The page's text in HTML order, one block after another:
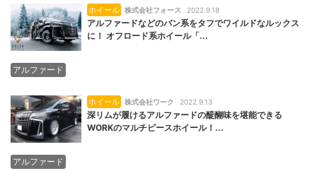
ホイール 株式会社フォース 2022.9.18
アルファードなどのバン系をタフでワイルドなルックス
に！ オフロード系ホイール「...
アルファード
ホイール 株式会社ワーク 2022.9.13
深リムが履けるアルファードの醍醐味を堪能できる
WORKのマルチピースホイール！...
アルファード